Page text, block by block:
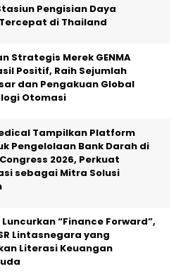
Pengisian Daya
di Thailand
Strategis Merek GENMA
Positif, Raih Sejumlah
dan Pengakuan Global
Otomasi
Tampilkan Platform
Pengelolaan Bank Darah di
2026, Perkuat
sebagai Mitra Solusi
“Finance Forward”,
Lintasnegara yang
Literasi Keuangan